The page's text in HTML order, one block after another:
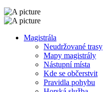
Magistrála
Neudržované trasy
Mapy magistrály
Nástupní místa
Kde se občerstvit
Pravidla pohybu